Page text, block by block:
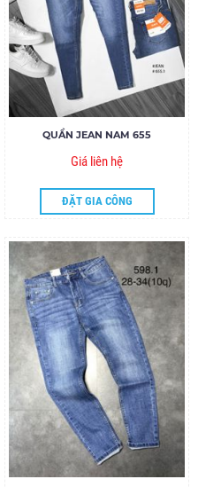
QUẦN JEAN NAM 655
Giá liên hệ
ĐẶT GIA CÔNG